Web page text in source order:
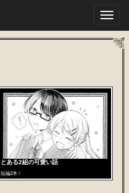
とある2組の可愛い話
短編2本！